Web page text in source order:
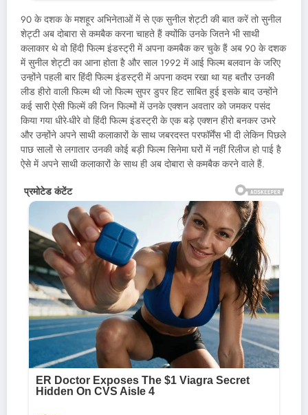
90 के दशक के मशहूर अभिनेताओं में से एक सुनील शेट्टी की बात करें तो सुनील
शेट्टी अब दोबारा से कमबैक करना चाहते हैं क्योंकि उनके जितने भी साथी
कलाकार थे वो हिंदी फिल्म इंडस्ट्री में अपना कमबैक कर चुके हैं अब 90 के दशक
में सुनील शेट्टी का आना होता है और साल 1992 में आई फिल्म बलवान के जरिए
उन्होंने पहली बार हिंदी फिल्म इंडस्ट्री में अपना कदम रखा था यह बतौर उनकी
लीड हीरो वाली फिल्म थी जो फिल्म सुपर डुपर हिट साबित हुई इसके बाद उन्होंने
कई सारी ऐसी फिल्में की जिन फिल्मों में उनके एक्शन अवतार को जमकर पसंद
किया गया धीरे-धीरे वो हिंदी फिल्म इंडस्ट्री के एक बड़े एक्शन हीरो बनकर उभरे
और उन्होंने अपने साथी कलाकारों के साथ जबरदस्त परफॉर्मेंस भी दी लेकिन पिछले
पाछ सालों से लगातार उनकी कोई बड़ी फिल्म सिनेमा घरों में नहीं रिलीज हो पाई है
ऐसे में अपने साथी कलाकारों के साथ ही अब दोबारा से कमबैक करने वाले हैं.